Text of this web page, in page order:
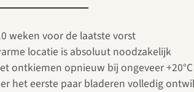
weken voor de laatste vorst
locatie is absoluut noodzakelijk
ontkiemen opnieuw bij ongeveer +20°C
het eerste paar bladeren volledig